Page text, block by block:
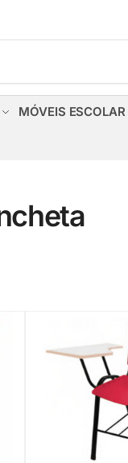
MÓVEIS ESCOLAR